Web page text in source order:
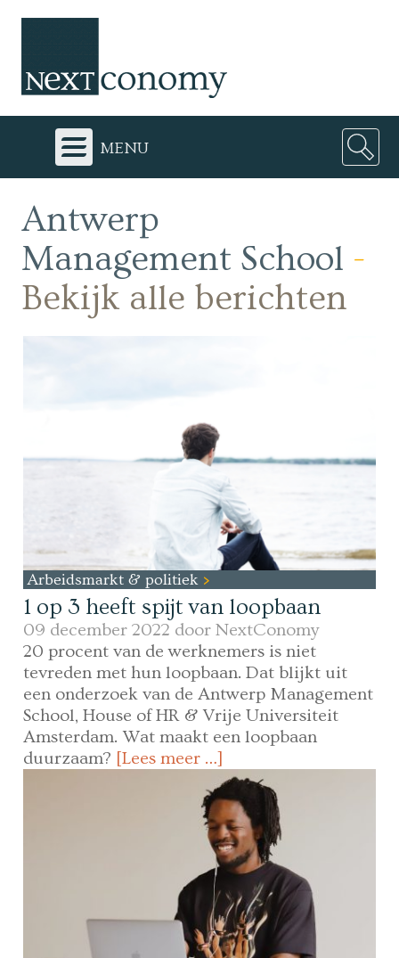
menu
Antwerp
Management School -
Bekijk alle berichten
Arbeidsmarkt & politiek
1 op 3 heeft spijt van loopbaan
09 december 2022 doorNextConomy
20 procent van de werknemers is niet
tevreden met hun loopbaan. Dat blijkt uit
een onderzoek van de Antwerp Management
School, House of HR & Vrije Universiteit
Amsterdam. Wat maakt een loopbaan
duurzaam? [Lees meer …]